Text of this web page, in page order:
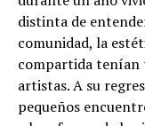
distinta de
comunidad, la
compartida tenían
artistas. A su
pequeños